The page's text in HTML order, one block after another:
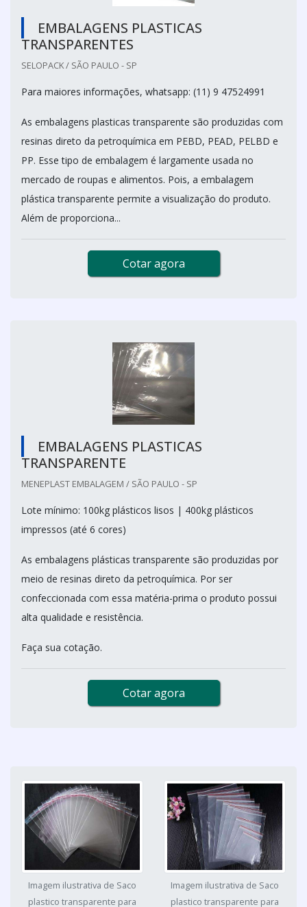
EMBALAGENS PLASTICAS
TRANSPARENTES
SELOPACK / SÃO PAULO - SP
Para maiores informações, whatsapp: (11) 9 47524991
As embalagens plasticas transparente são produzidas com
resinas direto da petroquímica em PEBD, PEAD, PELBD e
PP. Esse tipo de embalagem é largamente usada no
mercado de roupas e alimentos. Pois, a embalagem
plástica transparente permite a visualização do produto.
Além de proporciona...
Cotar agora
EMBALAGENS PLASTICAS
TRANSPARENTE
MENEPLAST EMBALAGEM / SÃO PAULO - SP
Lote mínimo: 100kg plásticos lisos | 400kg plásticos
impressos (até 6 cores)
As embalagens plásticas transparente são produzidas por
meio de resinas direto da petroquímica. Por ser
confeccionada com essa matéria-prima o produto possui
alta qualidade e resistência.
Faça sua cotação.
Cotar agora
Imagem ilustrativa de Saco
plastico transparente para
Imagem ilustrativa de Saco
plastico transparente para